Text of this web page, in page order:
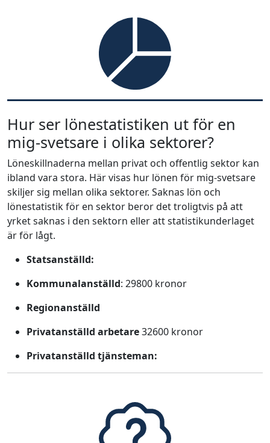
Hur ser lönestatistiken ut för en
mig-svetsare i olika sektorer?
Löneskillnaderna mellan privat och offentlig sektor kan
ibland vara stora. Här visas hur lönen för mig-svetsare
skiljer sig mellan olika sektorer. Saknas lön och
lönestatistik för en sektor beror det troligtvis på att
yrket saknas i den sektorn eller att statistikunderlaget
är för lågt.
Statsanställd:
Kommunalanställd: 29800 kronor
Regionanställd
Privatanställd arbetare32600 kronor
Privatanställd tjänsteman: